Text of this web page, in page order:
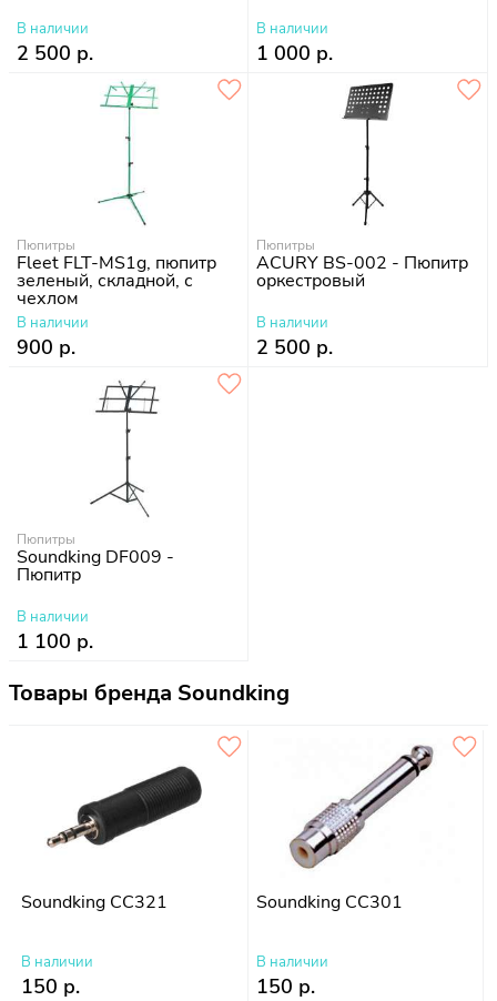
В наличии
2 500 р.
В наличии
1 000 р.
Пюпитры
Fleet FLT-MS1g, пюпитр
зеленый, складной, с
чехлом
В наличии
900 р.
Пюпитры
ACURY BS-002 - Пюпитр
оркестровый
В наличии
2 500 р.
Пюпитры
Soundking DF009 -
Пюпитр
В наличии
1 100 р.
Товары бренда Soundking
Soundking CC321
В наличии
150 р.
Soundking CC301
В наличии
150 р.